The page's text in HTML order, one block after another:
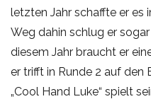
letzten Jahr schaffte er es
Weg dahin schlug er
diesem Jahr braucht er
er trifft in Runde 2 auf den
„Cool Hand Luke“ spielt